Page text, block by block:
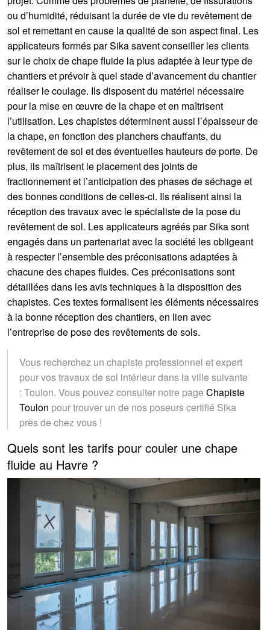
ou d’humidité, réduisant la durée de vie du revêtement de
sol et remettant en cause la qualité de son aspect final. Les
applicateurs formés par Sika savent conseiller les clients
sur le choix de chape fluide la plus adaptée à leur type de
chantiers et prévoir à quel stade d’avancement du chantier
réaliser le coulage. Ils disposent du matériel nécessaire
pour la mise en œuvre de la chape et en maîtrisent
l’utilisation. Les chapistes déterminent aussi l’épaisseur de
la chape, en fonction des planchers chauffants, du
revêtement de sol et des éventuelles hauteurs de porte. De
plus, ils maîtrisent le placement des joints de
fractionnement et l’anticipation des phases de séchage et
des bonnes conditions de celles-ci. Ils réalisent ainsi la
réception des travaux avec le spécialiste de la pose du
revêtement de sol. Les applicateurs agréés par Sika sont
engagés dans un partenariat avec la société les obligeant
à respecter l’ensemble des préconisations adaptées à
chacune des chapes fluides. Ces préconisations sont
détaillées dans les avis techniques à la disposition des
chapistes. Ces textes formalisent les éléments nécessaires
à la bonne réception des chantiers, en lien avec
l’entreprise de pose des revêtements de sols.
Vous recherchez un chapiste professionnel et expert
pour vos travaux de sol intérieur dans la ville suivante
: Toulon. Vous pouvez consulter notre page Chapiste
Toulon pour trouver un de nos poseurs certifié Sika
près de chez vous !
Quels sont les tarifs pour couler une chape
fluide au Havre ?